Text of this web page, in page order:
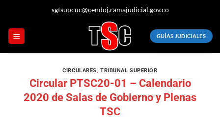
sgtsupcuc@cendoj.ramajudicial.gov.co
GUÍAS JUDICIALES
CIRCULARES,TRIBUNAL SUPERIOR
Circular PTSC20-01 – Calendario
2020 de Salas de Gobierno y Plenas
TSC